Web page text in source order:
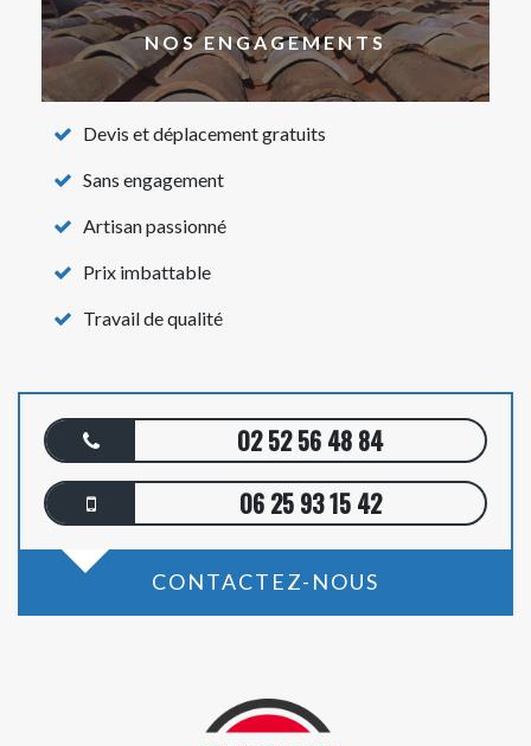
NOS ENGAGEMENTS
Devis et déplacement gratuits
Sans engagement
Artisan passionné
Prix imbattable
Travail de qualité
02 52 56 48 84
06 25 93 15 42
CONTACTEZ-NOUS